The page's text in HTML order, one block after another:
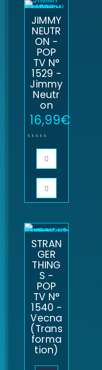
JIMMY
NEUTR
ON -
POP
TV N°
1529 -
Jimmy
Neutr
on
16,99€
STRAN
GER
THING
S -
POP
TV N°
1540 -
Vecna
(Trans
forma
tion)